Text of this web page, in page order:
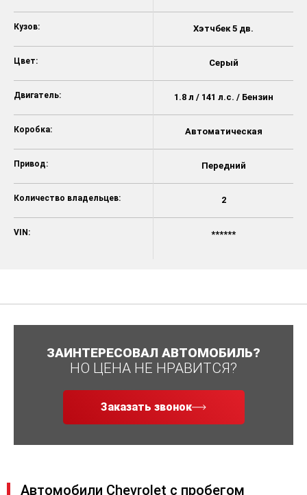
Кузов:
Цвет:
Двигатель:
Коробка:
Привод:
Количество владельцев:
VIN:
Хэтчбек 5 дв.
Серый
1.8 л / 141 л.с. / Бензин
Автоматическая
Передний
2
******
ЗАИНТЕРЕСОВАЛ АВТОМОБИЛЬ?
НО ЦЕНА НЕ НРАВИТСЯ?
Заказать звонок
Автомобили Chevrolet с пробегом